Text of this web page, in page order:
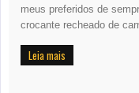
meus preferidos de
crocante recheado de
Leia mais